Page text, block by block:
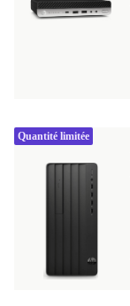
Quantité limitée